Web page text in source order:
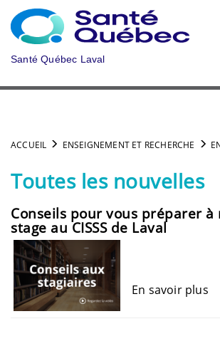
Aller au menu principal
Santé Québec Laval
ACCUEIL ENSEIGNEMENT ET RECHERCHE
Toutes les nouvelles
Conseils pour vous préparer
stage au CISSS de Laval
En savoir plus